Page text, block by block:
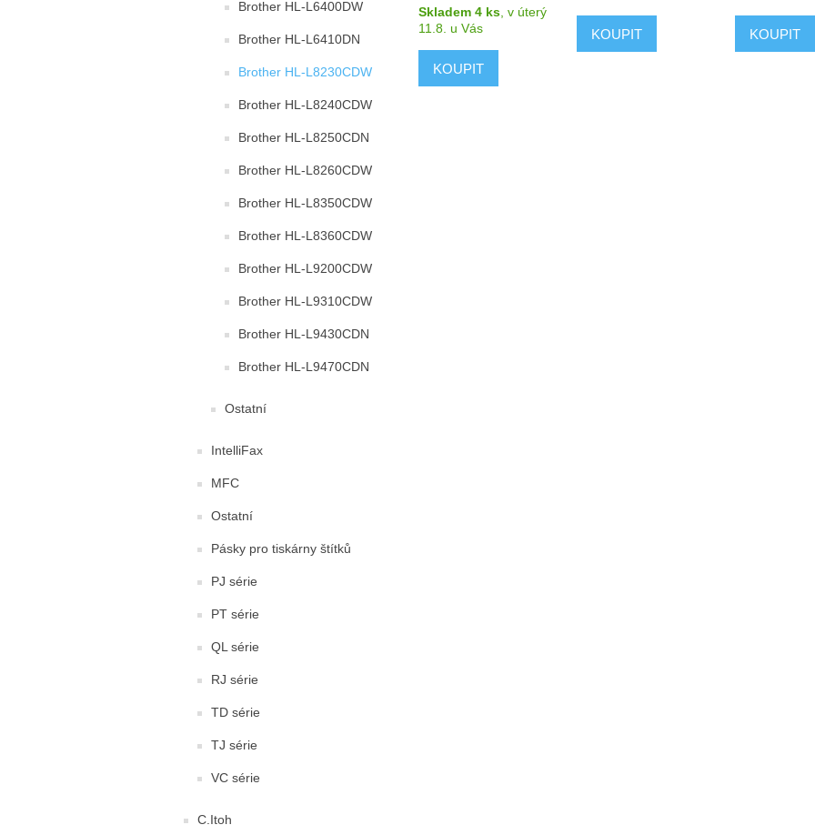
Brother HL-L6400DW
Brother HL-L6410DN
Brother HL-L8230CDW
Brother HL-L8240CDW
Brother HL-L8250CDN
Brother HL-L8260CDW
Brother HL-L8350CDW
Brother HL-L8360CDW
Brother HL-L9200CDW
Brother HL-L9310CDW
Brother HL-L9430CDN
Brother HL-L9470CDN
Ostatní
IntelliFax
MFC
Ostatní
Pásky pro tiskárny štítků
PJ série
PT série
QL série
RJ série
TD série
TJ série
VC série
C.Itoh
Skladem 4 ks,v úterý
11.8. u Vás